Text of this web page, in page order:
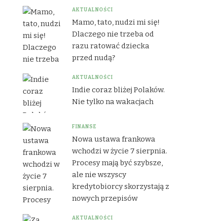
AKTUALNOŚCI
Mamo, tato, nudzi mi się!
Dlaczego nie trzeba od
razu ratować dziecka
przed nudą?
AKTUALNOŚCI
Indie coraz bliżej Polaków.
Nie tylko na wakacjach
FINANSE
Nowa ustawa frankowa
wchodzi w życie 7 sierpnia.
Procesy mają być szybsze,
ale nie wszyscy
kredytobiorcy skorzystają z
nowych przepisów
AKTUALNOŚCI